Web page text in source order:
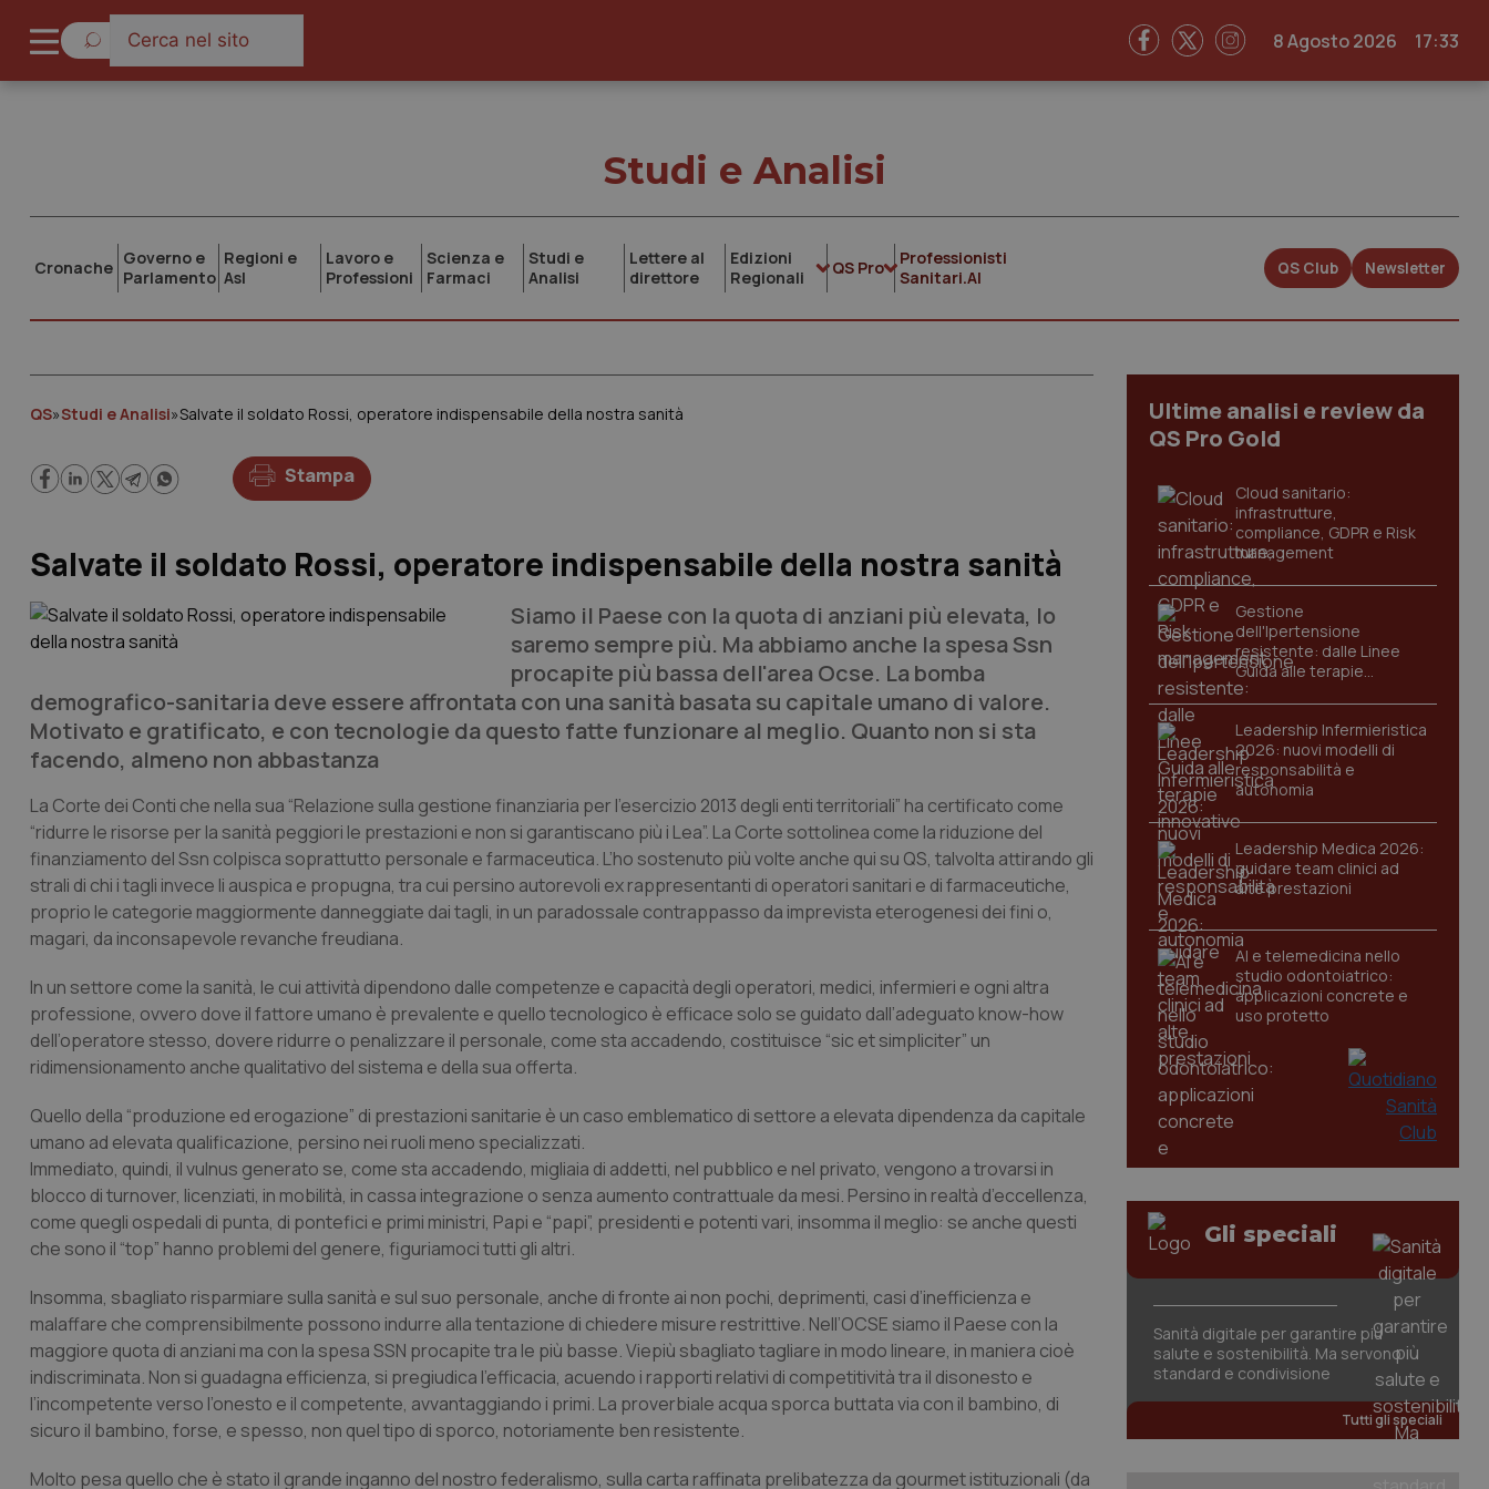
8 Agosto 2026 17:33
Studi e Analisi
Cronache Governo e
Parlamento
Regioni e
Asl
Lavoro e
Professioni
Scienza e
Farmaci
Studi e
Analisi
Lettere al
direttore
Edizioni
Regionali
QS Pro
Professionisti
Sanitari.AI
QS Club Newsletter
QS»Studi e Analisi»Salvate il soldato Rossi, operatore indispensabile della nostra sanità
Stampa
Salvate il soldato Rossi, operatore indispensabile della nostra sanità
Siamo il Paese con la quota di anziani più elevata, lo
saremo sempre più. Ma abbiamo anche la spesa Ssn
procapite più bassa dell'area Ocse. La bomba
demografico-sanitaria deve essere affrontata con una sanità basata su capitale umano di valore.
Motivato e gratificato, e con tecnologie da questo fatte funzionare al meglio. Quanto non si sta
facendo, almeno non abbastanza
La Corte dei Conti che nella sua “Relazione sulla gestione finanziaria per l’esercizio 2013 degli enti territoriali” ha certificato come
“ridurre le risorse per la sanità peggiori le prestazioni e non si garantiscano più i Lea”. La Corte sottolinea come la riduzione del
finanziamento del Ssn colpisca soprattutto personale e farmaceutica. L’ho sostenuto più volte anche qui su QS, talvolta attirando gli
strali di chi i tagli invece li auspica e propugna, tra cui persino autorevoli ex rappresentanti di operatori sanitari e di farmaceutiche,
proprio le categorie maggiormente danneggiate dai tagli, in un paradossale contrappasso da imprevista eterogenesi dei fini o,
magari, da inconsapevole revanche freudiana.
In un settore come la sanità, le cui attività dipendono dalle competenze e capacità degli operatori, medici, infermieri e ogni altra
professione, ovvero dove il fattore umano è prevalente e quello tecnologico è efficace solo se guidato dall’adeguato know-how
dell’operatore stesso, dovere ridurre o penalizzare il personale, come sta accadendo, costituisce “sic et simpliciter” un
ridimensionamento anche qualitativo del sistema e della sua offerta.
Quello della “produzione ed erogazione” di prestazioni sanitarie è un caso emblematico di settore a elevata dipendenza da capitale
umano ad elevata qualificazione, persino nei ruoli meno specializzati.
Immediato, quindi, il vulnus generato se, come sta accadendo, migliaia di addetti, nel pubblico e nel privato, vengono a trovarsi in
blocco di turnover, licenziati, in mobilità, in cassa integrazione o senza aumento contrattuale da mesi. Persino in realtà d’eccellenza,
come quegli ospedali di punta, di pontefici e primi ministri, Papi e “papi”, presidenti e potenti vari, insomma il meglio: se anche questi
che sono il “top” hanno problemi del genere, figuriamoci tutti gli altri.
Insomma, sbagliato risparmiare sulla sanità e sul suo personale, anche di fronte ai non pochi, deprimenti, casi d’inefficienza e
malaffare che comprensibilmente possono indurre alla tentazione di chiedere misure restrittive. Nell’OCSE siamo il Paese con la
maggiore quota di anziani ma con la spesa SSN procapite tra le più basse. Viepiù sbagliato tagliare in modo lineare, in maniera cioè
indiscriminata. Non si guadagna efficienza, si pregiudica l’efficacia, acuendo i rapporti relativi di competitività tra il disonesto e
l’incompetente verso l’onesto e il competente, avvantaggiando i primi. La proverbiale acqua sporca buttata via con il bambino, di
sicuro il bambino, forse, e spesso, non quel tipo di sporco, notoriamente ben resistente.
Molto pesa quello che è stato il grande inganno del nostro federalismo, sulla carta raffinata prelibatezza da gourmet istituzionali (da
Ultime analisi e review da
QS Pro Gold
Cloud sanitario:
infrastrutture,
compliance, GDPR e Risk
management
Gestione
dell'Ipertensione
resistente: dalle Linee
Guida alle terapie
innovative
Leadership Infermieristica
2026: nuovi modelli di
responsabilità e
autonomia
Leadership Medica 2026:
guidare team clinici ad
alte prestazioni
AI e telemedicina nello
studio odontoiatrico:
applicazioni concrete e
uso protetto
Gli speciali
Sanità digitale per garantire più
salute e sostenibilità. Ma servono
standard e condivisione
Tutti gli speciali